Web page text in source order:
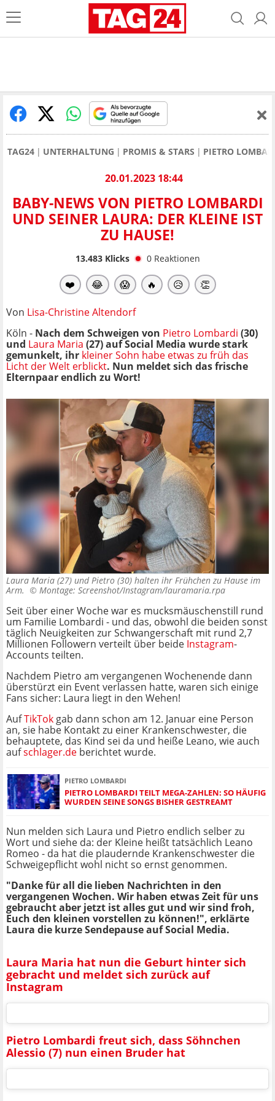
TAG24 UNTERHALTUNG PROMIS & STARS PIETRO
20.01.2023 18:44
BABY-NEWS VON PIETRO LOMBARDI
UND SEINER LAURA: DER KLEINE IST
ZU HAUSE!
13.483Klicks 0 Reaktionen
❤️ 😂 😱 🔥 😥 👏
Von Lisa-Christine Altendorf
Köln - Nach dem Schweigen von Pietro Lombardi (30)
und Laura Maria (27) auf Social Media wurde stark
gemunkelt, ihr kleiner Sohn habe etwas zu früh das
Licht der Welt erblickt. Nun meldet sich das frische
Elternpaar endlich zu Wort!
Laura Maria (27) und Pietro (30) halten ihr Frühchen zu Hause im
Arm. © Montage: Screenshot/Instagram/lauramaria.rpa
Seit über einer Woche war es mucksmäuschenstill rund
um Familie Lombardi - und das, obwohl die beiden sonst
täglich Neuigkeiten zur Schwangerschaft mit rund 2,7
Millionen Followern verteilt über beide Instagram-
Accounts teilten.
Nachdem Pietro am vergangenen Wochenende dann
überstürzt ein Event verlassen hatte, waren sich einige
Fans sicher: Laura liegt in den Wehen!
AufTikTok gab dann schon am 12. Januar eine Person
an, sie habe Kontakt zu einer Krankenschwester, die
behauptete, das Kind sei da und heiße Leano, wie auch
aufschlager.de berichtet wurde.
PIETRO LOMBARDI
PIETRO LOMBARDI TEILT MEGA-ZAHLEN: SO HÄUFIG
WURDEN SEINE SONGS BISHER GESTREAMT
Nun melden sich Laura und Pietro endlich selber zu
Wort und siehe da: der Kleine heißt tatsächlich Leano
Romeo - da hat die plaudernde Krankenschwester die
Schweigepflicht wohl nicht so ernst genommen.
"Danke für all die lieben Nachrichten in den
vergangenen Wochen. Wir haben etwas Zeit für uns
gebraucht aber jetzt ist alles gut und wir sind froh,
Euch den kleinen vorstellen zu können!", erklärte
Laura die kurze Sendepause auf Social Media.
Laura Maria hat nun die Geburt hinter sich
gebracht und meldet sich zurück auf
Instagram
Pietro Lombardi freut sich, dass Söhnchen
Alessio (7) nun einen Bruder hat